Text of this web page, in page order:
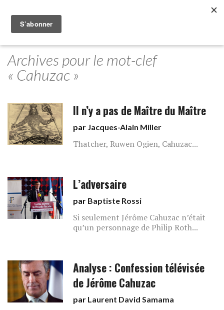
Archives pour le mot-clef
« Cahuzac »
Il n’y a pas de Maître du Maître
par Jacques-Alain Miller
Thatcher, Ruwen Ogien, Cahuzac...
L’adversaire
par Baptiste Rossi
Si seulement Jérôme Cahuzac n’était
qu’un personnage de Philip Roth...
Analyse : Confession télévisée
de Jérôme Cahuzac
par Laurent David Samama